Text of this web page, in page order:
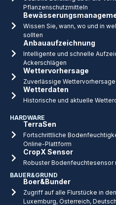
Pflanzenschutzmitteln
Wissen Sie, wann, wo und in
sollten
Anbauaufzeichnung
Intelligente und schnelle
Ackerschlägen
Wettervorhersage
Zuverlässige
Wetterdaten
Historische und aktuelle
HARDWARE
TerraSen
Fortschrittliche
Online-Plattform
CropX Sensor
Robuster
BAUER&GRUND
Boer&Bunder
Zugriff auf alle Flurstücke in
Luxemburg, Österreich,